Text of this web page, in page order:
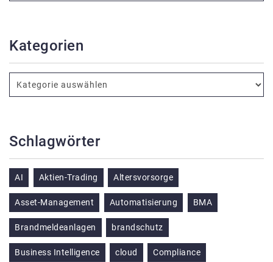
Kategorien
Schlagwörter
AI Aktien-Trading Altersvorsorge
Asset-Management Automatisierung BMA
Brandmeldeanlagen brandschutz
Business Intelligence cloud Compliance